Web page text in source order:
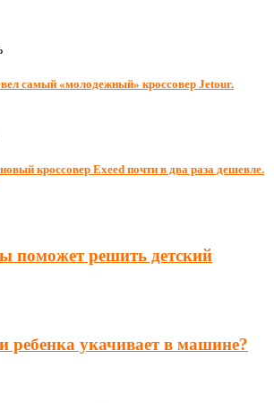
самый «молодежный» кроссовер Jetour.
кроссовер Exeed почти в два раза дешевле.
поможет решить детский
ребенка укачивает в машине?